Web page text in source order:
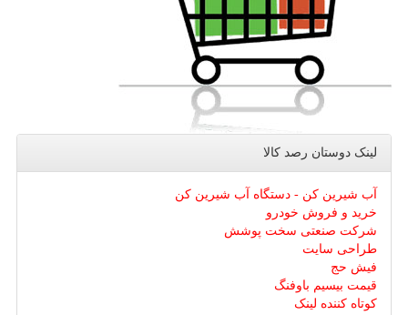
لینک دوستان رصد كالا
آب شیرین کن - دستگاه آب شیرین کن
خرید و فروش خودرو
شرکت صنعتی سخت پوشش
طراحی سایت
فیش حج
قیمت بیسیم باوفنگ
کوتاه کننده لینک